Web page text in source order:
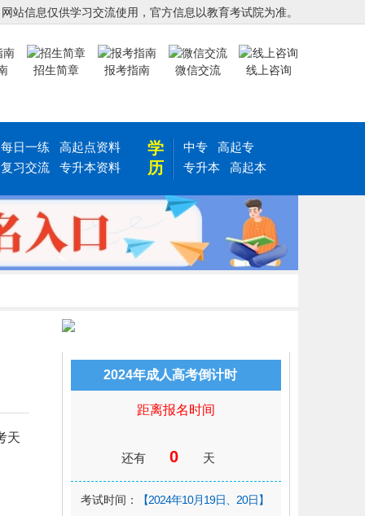
站信息仅供学习交流使用，官方信息以教育考试院为准。
招生简章 报考指南 微信交流 线上咨询
每日一练
高起点资料
复习交流
专升本资料
学
历
中专
高起专
专升本
高起本
天
2024年成人高考倒计时
距离报名时间
还有 0 天
考试时间： 【2024年10月19日、20日】